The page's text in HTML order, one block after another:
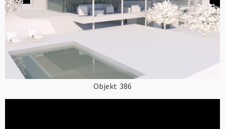
Objekt 386